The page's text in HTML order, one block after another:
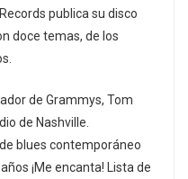
publica su disco
doce temas, de los
de Grammys, Tom
de Nashville.
blues contemporáneo
¡Me encanta! Lista de